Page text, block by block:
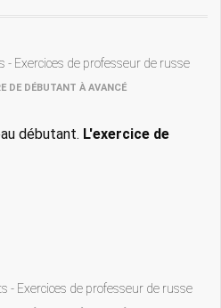
- Exercices de professeur de russe
DE DÉBUTANT À AVANCÉ
débutant. L'exercice de
- Exercices de professeur de russe